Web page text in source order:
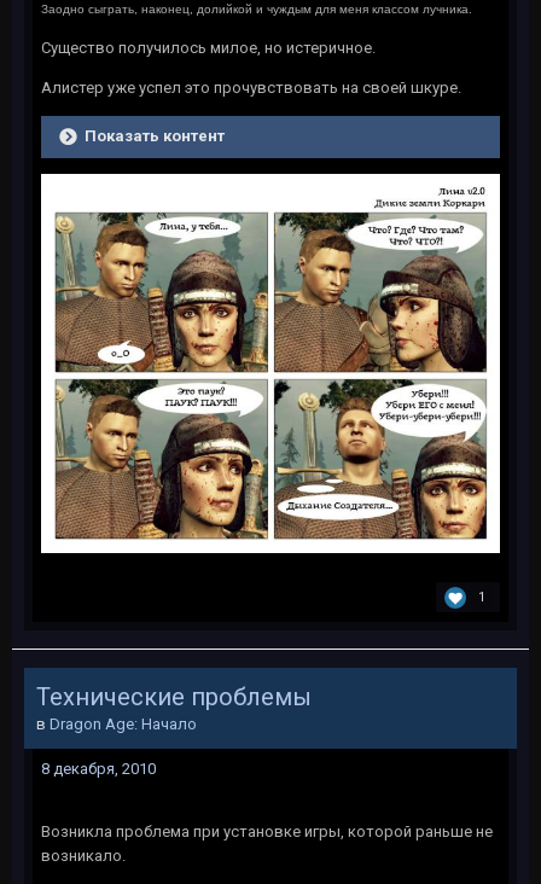
Заодно сыграть, наконец, долийкой и чуждым для меня классом лучника.
Существо получилось милое, но истеричное.
Алистер уже успел это прочувствовать на своей шкуре.
Показать контент
1
Технические проблемы
в Dragon Age: Начало
8 декабря, 2010
Возникла проблема при установке игры, которой раньше не
возникало.